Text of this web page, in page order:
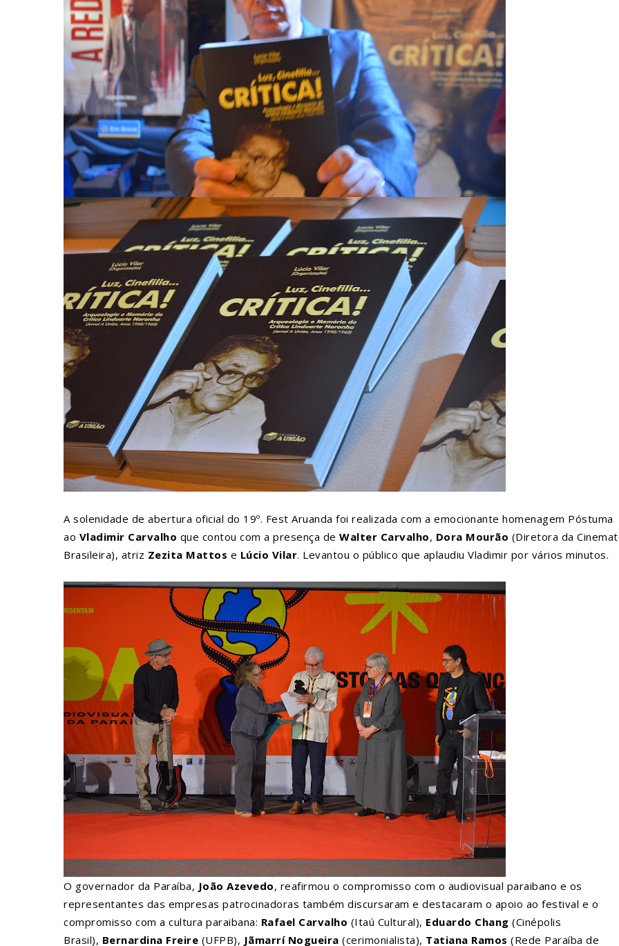
A solenidade de abertura oficial do 19º. Fest Aruanda foi realizada com a emocionante homenagem Póstuma
ao Vladimir Carvalho que contou com a presença de Walter Carvalho, Dora Mourão (Diretora da
Brasileira), atriz Zezita Mattos e Lúcio Vilar. Levantou o público que aplaudiu Vladimir por vários minutos.
O governador da Paraíba, João Azevedo, reafirmou o compromisso com o audiovisual paraibano e os
representantes das empresas patrocinadoras também discursaram e destacaram o apoio ao festival e o
compromisso com a cultura paraibana: Rafael Carvalho (Itaú Cultural), Eduardo Chang (Cinépolis
Brasil), Bernardina Freire (UFPB), Jãmarrí Nogueira (cerimonialista), Tatiana Ramos (Rede Paraíba de